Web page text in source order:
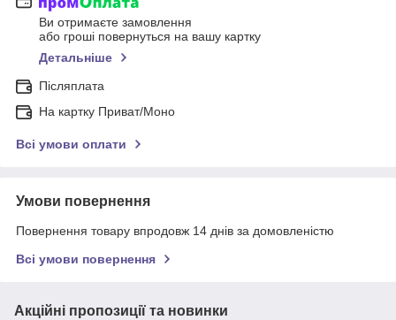
Ви отримаєте замовлення
або гроші повернуться на вашу картку
Детальніше
Післяплата
На картку Приват/Моно
Всі умови оплати
Умови повернення
Повернення товару впродовж 14 днів за домовленістю
Всі умови повернення
Акційні пропозиції та новинки